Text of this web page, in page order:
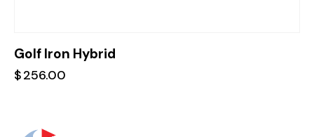
Golf Iron Hybrid
$256.00